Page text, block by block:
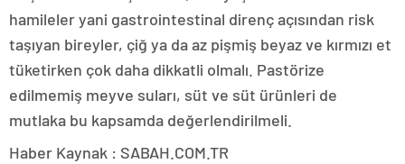
hamileler yani gastrointestinal direnç açısından risk
taşıyan bireyler, çiğ ya da az pişmiş beyaz ve kırmızı et
tüketirken çok daha dikkatli olmalı. Pastörize
edilmemiş meyve suları, süt ve süt ürünleri de
mutlaka bu kapsamda değerlendirilmeli.
Haber Kaynak : SABAH.COM.TR